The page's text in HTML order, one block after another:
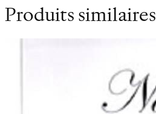
Produits similaires